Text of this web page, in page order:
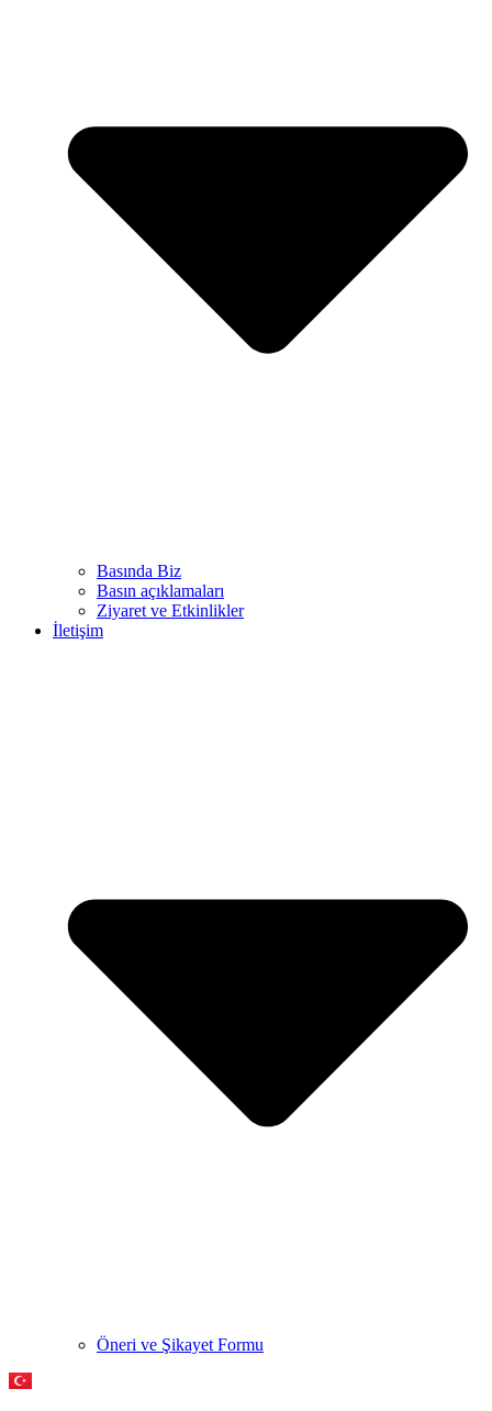
Basında Biz
Basın açıklamaları
Ziyaret ve Etkinlikler
İletişim
Öneri ve Şikayet Formu